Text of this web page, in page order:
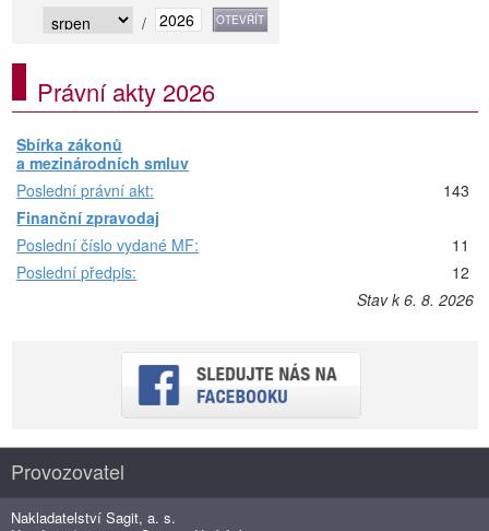
/
Právní akty 2026
Sbírka zákonů
a mezinárodních smluv
Poslední právní akt:
143
Finanční zpravodaj
Poslední číslo vydané MF:
11
Poslední předpis:
12
Stav k 6. 8. 2026
Provozovatel
Nakladatelství Sagit, a. s.